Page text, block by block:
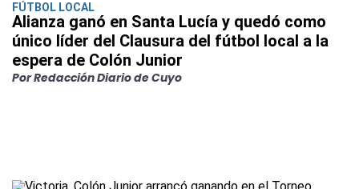
FÚTBOL LOCAL
Alianza ganó en Santa Lucía y quedó como
único líder del Clausura del fútbol local a la
espera de Colón Junior
Por Redacción Diario de Cuyo